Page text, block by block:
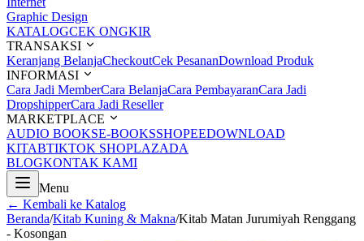
Graphic Design
KATALOGCEK ONGKIR
TRANSAKSI
Keranjang BelanjaCheckoutCek PesananDownload Produk
INFORMASI
Cara Jadi MemberCara BelanjaCara PembayaranCara Jadi
DropshipperCara Jadi Reseller
MARKETPLACE
AUDIO BOOKSE-BOOKSSHOPEEDOWNLOAD
KITABTIKTOK SHOPLAZADA
BLOGKONTAK KAMI
Menu
← Kembali ke Katalog
Beranda/Kitab Kuning & Makna/Kitab Matan Jurumiyah Renggang
- Kosongan